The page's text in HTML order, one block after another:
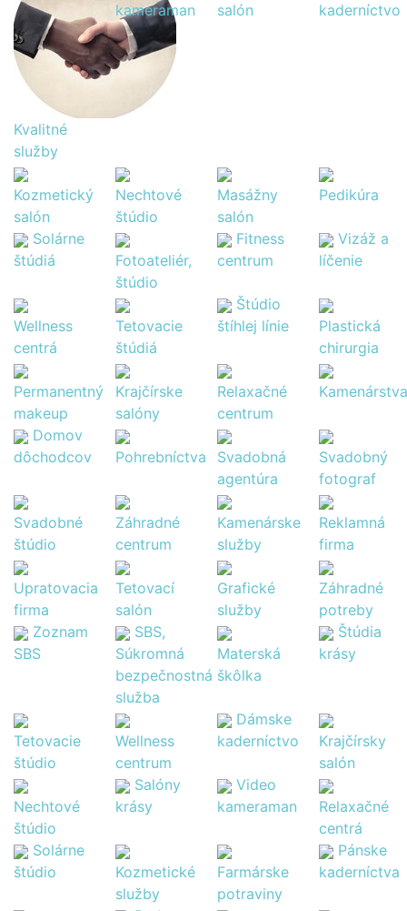
Kvalitné
služby
kameraman
salón
kaderníctvo
Kozmetický
salón
Nechtové
štúdio
Masážny
salón
Pedikúra
Solárne
štúdiá
Fotoateliér,
štúdio
Fitness
centrum
Vizáž a
líčenie
Wellness
centrá
Tetovacie
štúdiá
Štúdio
štíhlej línie
Plastická
chirurgia
Permanentný
makeup
Krajčírske
salóny
Relaxačné
centrum
Kamenárstva
Domov
dôchodcov
Pohrebníctva
Svadobná
agentúra
Svadobný
fotograf
Svadobné
štúdio
Záhradné
centrum
Kamenárske
služby
Reklamná
firma
Upratovacia
firma
Tetovací
salón
Grafické
služby
Záhradné
potreby
Zoznam
SBS
SBS,
Súkromná
bezpečnostná
služba
Materská
škôlka
Štúdia
krásy
Tetovacie
štúdio
Wellness
centrum
Dámske
kaderníctvo
Krajčírsky
salón
Nechtové
štúdio
Salóny
krásy
Video
kameraman
Relaxačné
centrá
Solárne
štúdio
Kozmetické
služby
Farmárske
potraviny
Pánske
kaderníctva